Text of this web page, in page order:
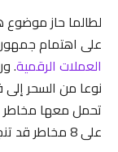
لطالما حاز موضوع
على اهتمام
العملات الرقمية.
نوعا من السحر
تحمل معها مخاطر
على 8 مخاطر قد تنجم عن عودة